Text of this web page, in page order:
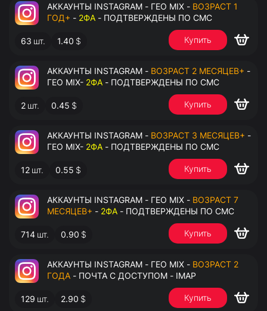
АККАУНТЫ INSTAGRAM - ГЕО MIX - ВОЗРАСТ 1
ГОД+ - 2ФА - ПОДТВЕРЖДЕНЫ ПО СМС
63 шт. 1.40 $ Купить
АККАУНТЫ INSTAGRAM - ВОЗРАСТ 2 МЕСЯЦЕВ+ -
ГЕО MIX- 2ФА - ПОДТВЕРЖДЕНЫ ПО СМС
2 шт. 0.45 $ Купить
АККАУНТЫ INSTAGRAM - ВОЗРАСТ 3 МЕСЯЦЕВ+ -
ГЕО MIX- 2ФА - ПОДТВЕРЖДЕНЫ ПО СМС
12 шт. 0.55 $ Купить
АККАУНТЫ INSTAGRAM - ГЕО MIX - ВОЗРАСТ 7
МЕСЯЦЕВ+ - 2ФА - ПОДТВЕРЖДЕНЫ ПО СМС
714 шт. 0.90 $ Купить
АККАУНТЫ INSTAGRAM - ГЕО MIX - ВОЗРАСТ 2
ГОДА - ПОЧТА С ДОСТУПОМ - IMAP
129 шт. 2.90 $ Купить